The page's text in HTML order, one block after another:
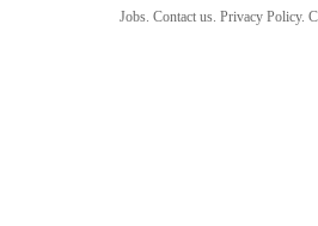
Jobs. Contact us. Privacy Policy.